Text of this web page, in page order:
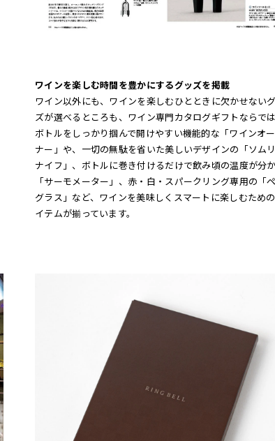
ワインを楽しむ時間を豊かにするグッズを掲載
ワイン以外にも、ワインを楽しむひとときに欠かせない
ズが選べるところも、ワイン専門カタログギフトならで
ボトルをしっかり掴んで開けやすい機能的な「ワインオ
ナー」や、一切の無駄を省いた美しいデザインの「ソム
ナイフ」、ボトルに巻き付けるだけで飲み頃の温度が分
「サーモメーター」、赤・白・スパークリング専用の「
グラス」など、ワインを美味しくスマートに楽しむため
イテムが揃っています。